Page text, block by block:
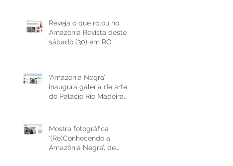
Reveja o que rolou no
Amazônia Revista deste
sábado (30) em RO
‘Amazônia Negra’
inaugura galeria de artes
do Palácio Rio Madeira,
Mostra fotográfica
‘(Re)Conhecendo a
Amazônia Negra’, de